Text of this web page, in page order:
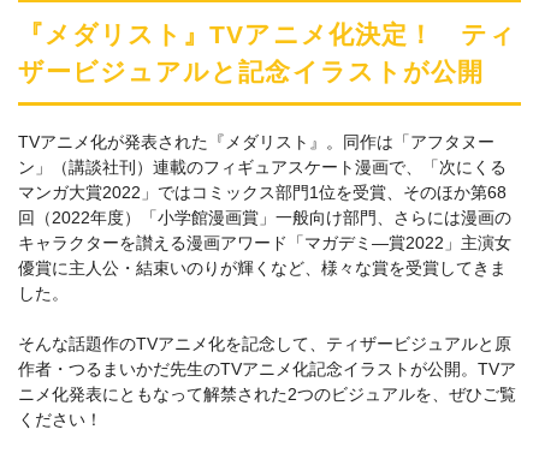
『メダリスト』TVアニメ化決定！ ティ
ザービジュアルと記念イラストが公開
TVアニメ化が発表された『メダリスト』。同作は「アフタヌー
ン」（講談社刊）連載のフィギュアスケート漫画で、「次にくる
マンガ大賞2022」ではコミックス部門1位を受賞、そのほか第68
回（2022年度）「小学館漫画賞」一般向け部門、さらには漫画の
キャラクターを讃える漫画アワード「マガデミ―賞2022」主演女
優賞に主人公・結束いのりが輝くなど、様々な賞を受賞してきま
した。
そんな話題作のTVアニメ化を記念して、ティザービジュアルと原
作者・つるまいかだ先生のTVアニメ化記念イラストが公開。TVア
ニメ化発表にともなって解禁された2つのビジュアルを、ぜひご覧
ください！